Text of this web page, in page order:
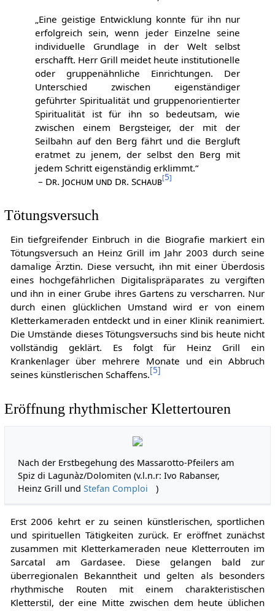
„Eine geistige Entwicklung konnte für ihn nur
erfolgreich sein, wenn jeder Einzelne seine
individuelle Grundlage in der Welt selbst
erschafft. Herr Grill meidet heute institutionelle
oder gruppenähnliche Einrichtungen. Der
Unterschied zwischen eigenständiger
geführter Spiritualität und gruppenorientierter
Spiritualität ist für ihn so bedeutsam, wie
zwischen einem Bergsteiger, der mit der
Seilbahn auf den Berg fährt und die Bergluft
eratmet zu jenem, der selbst den Berg mit
jedem Schritt eigenständig erklimmt.“
– Dr. Jochum und Dr. Schaub[5]
Tötungsversuch
Ein tiefgreifender Einbruch in die Biografie markiert ein
Tötungsversuch an Heinz Grill im Jahr 2003 durch seine
damalige Ärztin. Diese versucht, ihn mit einer Überdosis
eines hochgefährlichen Digitalispräparates zu vergiften
und ihn in einer Grube ihres Gartens zu verscharren. Nur
durch einen glücklichen Umstand wird er von einem
Kletterkameraden entdeckt und in einer Klinik reanimiert.
Die Umstände dieses Tötungsversuchs sind bis heute nicht
vollständig geklärt. Es folgt für Heinz Grill ein
Krankenlager über mehrere Monate und ein Abbruch
seines künstlerischen Schaffens.[5]
Eröffnung rhythmischer Klettertouren
Nach der Erstbegehung des Massarotto-Pfeilers am
Spiz di Lagunàz/Dolomiten (v.l.n.r: Ivo Rabanser,
Heinz Grill undStefan Comploi )
Erst 2006 kehrt er zu seinen künstlerischen, sportlichen
und spirituellen Tätigkeiten zurück. Er eröffnet zunächst
zusammen mit Kletterkameraden neue Kletterrouten im
Sarcatal am Gardasee. Diese gelangen bald zur
überregionalen Bekanntheit und gelten als besonders
rhythmische Routen mit einem charakteristischen
Kletterstil, der eine Mitte zwischen dem heute üblichen